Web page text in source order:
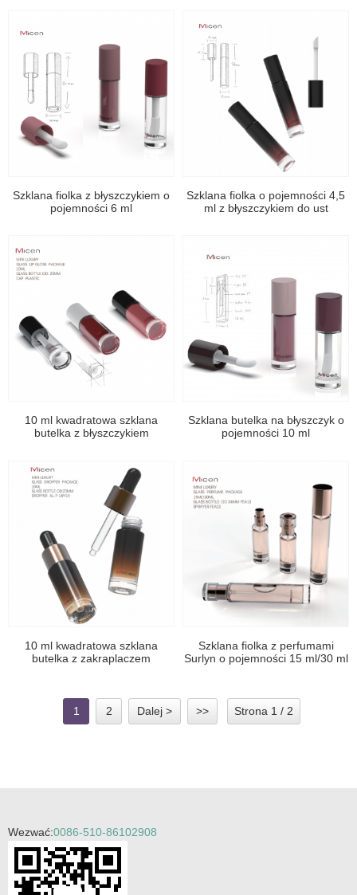
Szklana fiolka z błyszczykiem o
pojemności 6 ml
Szklana fiolka o pojemności 4,5
ml z błyszczykiem do ust
10 ml kwadratowa szklana
butelka z błyszczykiem
Szklana butelka na błyszczyk o
pojemności 10 ml
10 ml kwadratowa szklana
butelka z zakraplaczem
Szklana fiolka z perfumami
Surlyn o pojemności 15 ml/30 ml
1 2 Dalej > >> Strona 1 / 2
Wezwać:0086-510-86102908